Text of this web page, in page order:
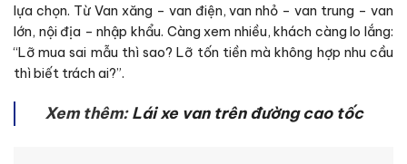
lựa chọn. Từ Van xăng – van điện, van nhỏ – van trung – van
lớn, nội địa – nhập khẩu. Càng xem nhiều, khách càng lo lắng:
“Lỡ mua sai mẫu thì sao? Lỡ tốn tiền mà không hợp nhu cầu
thì biết trách ai?”.
Xem thêm:Lái xe van trên đường cao tốc